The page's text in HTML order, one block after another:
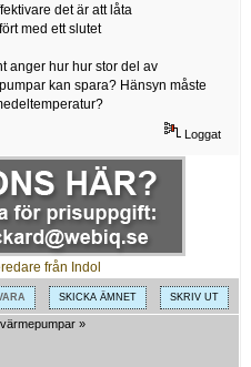
det är att låta
med ett slutet
anger hur hur stor del av
kan spara? Hänsyn måste
Loggat
SKICKA ÄMNET SKRIV UT
»